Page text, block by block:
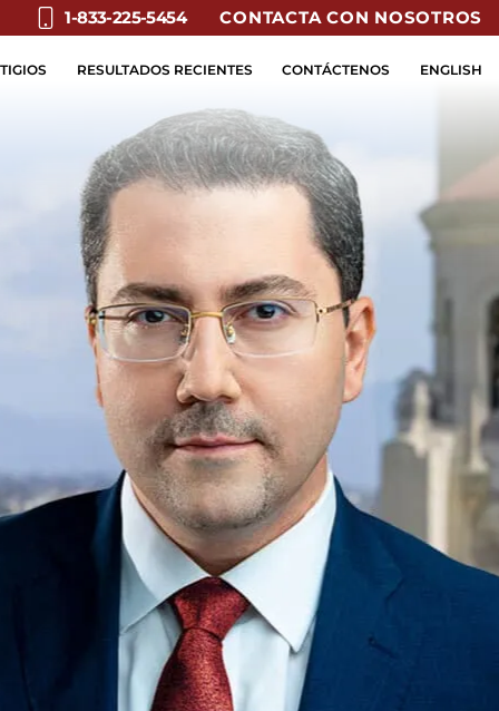
1-833-225-5454 CONTACTA CON NOSOTROS
ENGLISH
RESULTADOS RECIENTES CONTÁCTENOS